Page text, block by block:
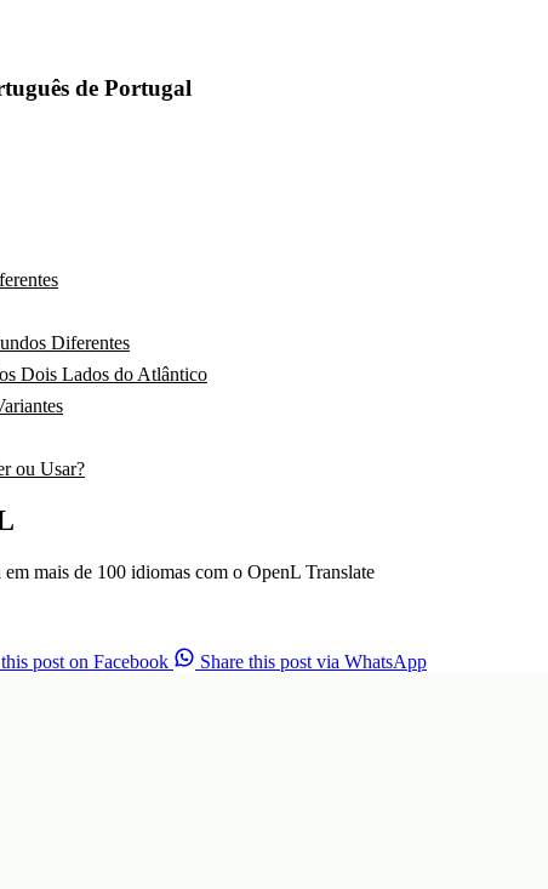
de Portugal
Diferentes
Dois Lados do Atlântico
ou Usar?
mais de 100 idiomas com o OpenL Translate
post on Facebook Share this post via WhatsApp